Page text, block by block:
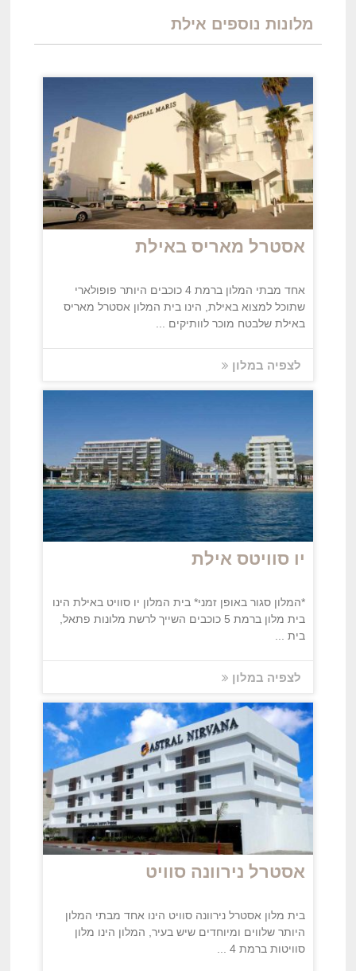
מלונות נוספים אילת
אסטרל מאריס באילת
אחד מבתי המלון ברמת 4 כוכבים היותר פופולארי
שתוכל למצוא באילת, הינו בית המלון אסטרל מאריס
באילת שלבטח מוכר לוותיקים ...
לצפיה במלון
יו‏ סוויטס אילת
*המלון סגור באופן זמני* בית המלון יו סוויט באילת הינו
בית מלון ברמת 5 כוכבים השייך לרשת מלונות פתאל,
בית ...
לצפיה במלון
אסטרל נירוונה סוויט
בית מלון אסטרל נירוונה סוויט הינו אחד מבתי המלון
היותר שלווים ומיוחדים שיש בעיר, המלון הינו מלון
סוויטות ברמת 4 ...